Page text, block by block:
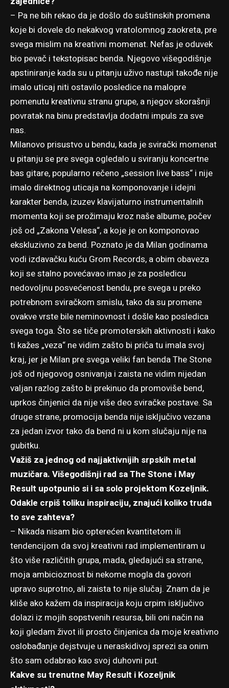
– Pa ne bih rekao da je došlo do suštinskih promena
koje bi dovele do nekakvog vratolomnog zaokreta, pre
svega mislim na kreativni momenat. Nefas je oduvek
bio pevač i tekstopisac benda. Njegovo višegodišnje
apstiniranje kada su u pitanju uživo nastupi takođe nije
imalo uticaj niti ostavilo posledice na malopre
pomenutu kreativnu stranu grupe, a njegov skorašnji
povratak na binu predstavlja dodatni impuls za sve
nas.
Milanovo prisustvo u bendu, kada je svirački momenat
u pitanju se pre svega ogledalo u sviranju koncertne
bas gitare, popularno rečeno „session live bass“ i nije
imalo direktnog uticaja na komponovanje i idejni
karakter benda, izuzev klavijaturno instrumentalnih
momenta koji se prožimaju kroz naše albume, počev
još od „Zakona Velesa“, a koje je on komponovao
ekskluzivno za bend. Poznato je da Milan godinama
vodi izdavačku kuću Grom Records, a obim obaveza
koji se stalno povećavao imao je za posledicu
nedovoljnu posvećenost bendu, pre svega u preko
potrebnom sviračkom smislu, tako da su promene
ovakve vrste bile neminovnost i došle kao posledica
svega toga. Što se tiče promoterskih aktivnosti i kako
ti kažes „veza“ ne vidim zašto bi priča tu imala svoj
kraj, jer je Milan pre svega veliki fan benda The Stone
još od njegovog osnivanja i zaista ne vidim nijedan
valjan razlog zašto bi prekinuo da promoviše bend,
uprkos činjenici da nije više deo sviračke postave. Sa
druge strane, promocija benda nije isključivo vezana
za jedan izvor tako da bend ni u kom slučaju nije na
gubitku.
Važiš za jednog od najjaktivnijih srpskih metal
muzičara. Višegodišnji rad sa The Stone i May
Result upotpunio si i sa solo projektom Kozeljnik.
Odakle crpiš toliku inspiraciju, znajući koliko truda
to sve zahteva?
– Nikada nisam bio opterećen kvantitetom ili
tendencijom da svoj kreativni rad implementiram u
što više različitih grupa, mada, gledajući sa strane,
moja ambicioznost bi nekome mogla da govori
upravo suprotno, ali zaista to nije slučaj. Znam da je
kliše ako kažem da inspiracija koju crpim isključivo
dolazi iz mojih sopstvenih resursa, bili oni način na
koji gledam život ili prosto činjenica da moje kreativno
oslobađanje dejstvuje u neraskidivoj sprezi sa onim
što sam odabrao kao svoj duhovni put.
Kakve su trenutne May Result i Kozeljnik